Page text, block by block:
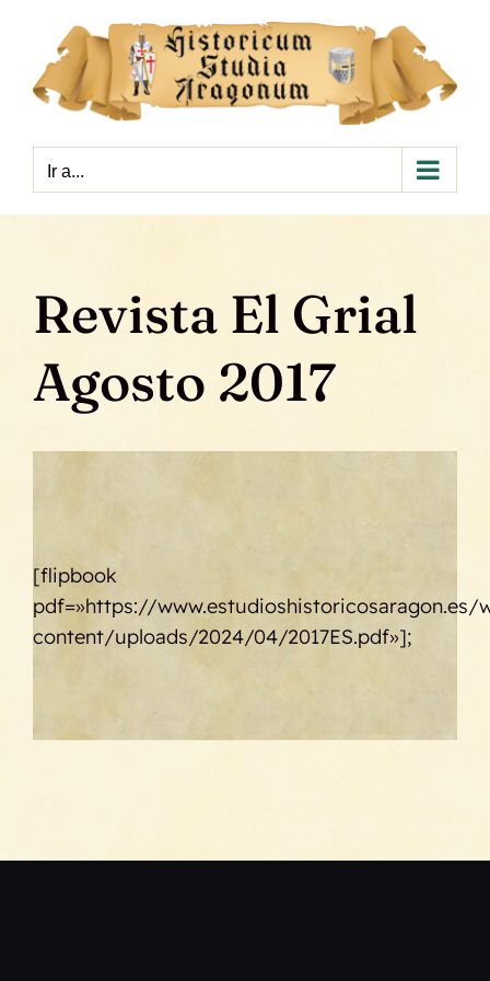
contenido
Ir a...
Revista El Grial
Agosto 2017
[flipbook
pdf=»https://www.estudioshistoricosaragon.es/
content/uploads/2024/04/2017ES.pdf»];